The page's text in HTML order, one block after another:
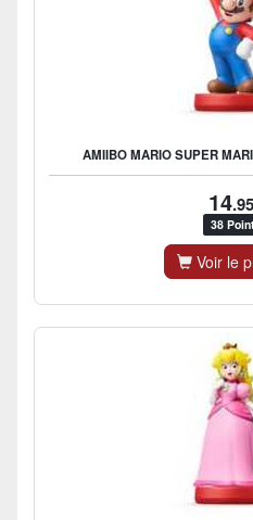
AMIIBO MARIO SUPER
14
38
Voir le